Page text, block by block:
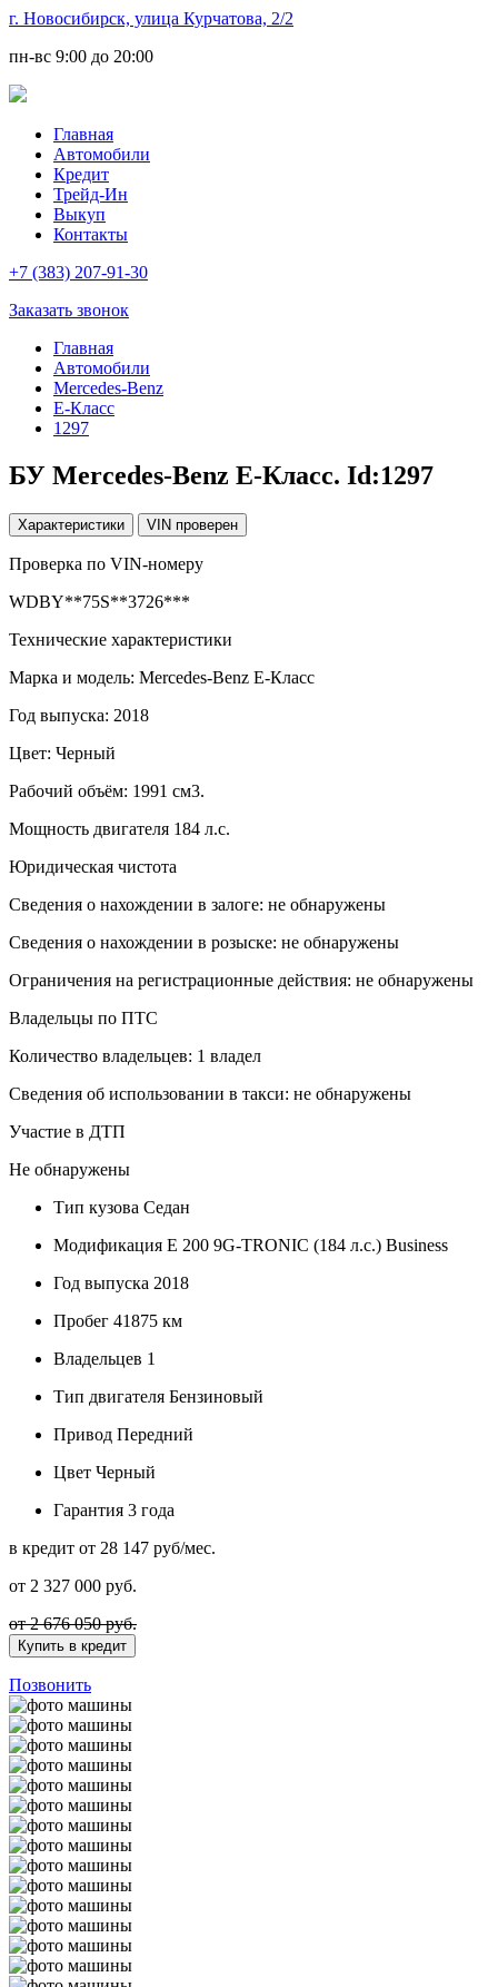
г. Новосибирск, улица Курчатова, 2/2
пн-вс 9:00 до 20:00
Главная
Автомобили
Кредит
Трейд-Ин
Выкуп
Контакты
+7 (383) 207-91-30
Заказать звонок
Главная
Автомобили
Mercedes-Benz
E-Класс
1297
БУ Mercedes-Benz E-Класс. Id:1297
Характеристики VIN проверен
Проверка по VIN-номеру
WDBY**75S**3726***
Технические характеристики
Марка и модель: Mercedes-Benz E-Класс
Год выпуска: 2018
Цвет: Черный
Рабочий объём: 1991 см3.
Мощность двигателя 184 л.с.
Юридическая чистота
Сведения о нахождении в залоге: не обнаружены
Сведения о нахождении в розыске: не обнаружены
Ограничения на регистрационные действия: не обнаружены
Владельцы по ПТС
Количество владельцев: 1 владел
Сведения об использовании в такси: не обнаружены
Участие в ДТП
Не обнаружены
Тип кузова Седан
Модификация E 200 9G-TRONIC (184 л.с.) Business
Год выпуска 2018
Пробег 41875 км
Владельцев 1
Тип двигателя Бензиновый
Привод Передний
Цвет Черный
Гарантия 3 года
в кредит от 28 147 руб/мес.
от 2 327 000 руб.
от 2 676 050 руб.
Купить в кредит
Позвонить